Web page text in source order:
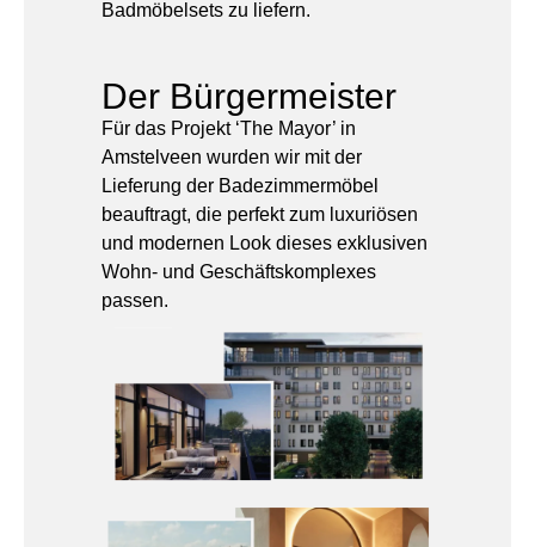
Der Bürgermeister
Lieferung der Badezimmermöbel
beauftragt, die perfekt zum luxuriösen
und modernen Look dieses exklusiven
Wohn- und Geschäftskomplexes
passen.